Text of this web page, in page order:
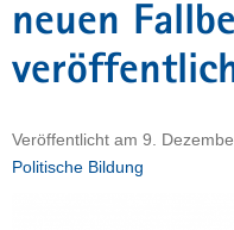
r
i
t
neuen
Veröffentlicht am 9.
Politische Bildung